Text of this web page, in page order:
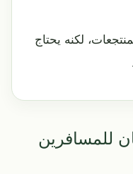
لكنه يحتاج
للمسافرين